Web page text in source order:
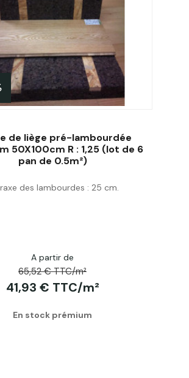
de liège pré-lambourdée
50X100cm R : 1,25 (lot de 6
pan de 0.5m²)
des lambourdes : 25 cm.
A partir de
65,52 € TTC/m²
41,93 € TTC/m²
En stock prémium